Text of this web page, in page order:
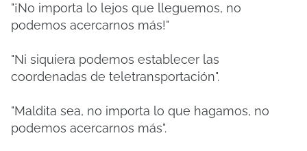
"¡No importa lo lejos que lleguemos, no
podemos acercarnos más!"
"Ni siquiera podemos establecer las
coordenadas de teletransportación".
"Maldita sea, no importa lo que hagamos, no
podemos acercarnos más".